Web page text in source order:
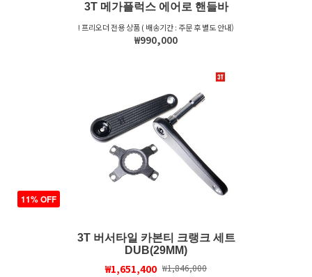
3T 메가플럭스 에어로 핸들바
! 프리오더 전용 상품 ( 배송기간 : 주문 후 별도 안내)
₩990,000
11% OFF
3T 버서타일 카본티 크랭크 세트
DUB(29MM)
₩1,651,400 ₩1,846,000